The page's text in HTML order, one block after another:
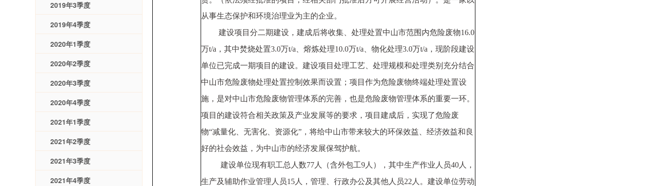
2019年3季度
2019年4季度
2020年1季度
2020年2季度
2020年3季度
2020年4季度
2021年1季度
2021年2季度
2021年3季度
2021年4季度
从事生态保护和环境治理业为主的企业。
建设项目分二期建设，建成后将收集、处理处置中山市范围内危险废物16.0
万t/a ，其中焚烧处置3.0万t/a 、熔炼处理10.0万t/a 、物化处理3.0万t/a ，现阶段建设
单位已完成一期项目的建设。建设项目处理工艺、处理规模和处理类别充分结合
中山市危险废物处理处置控制效果而设置；项目作为危险废物终端处理处置设
施，是对中山市危险废物管理体系的完善，也是危险废物管理体系的重要一环。
项目的建设符合相关政策及产业发展等的要求，项目建成后，实现了危险废
物“减量化、无害化、资源化”，将给中山市带来较大的环保效益、经济效益和良
好的社会效益，为中山市的经济发展保驾护航。
建设单位现有职工总人数77 人（含外包工9 人），其中生产作业人员40 人，
生产及辅助作业管理人员15 人，管理、行政办公及其他人员22 人。建设单位劳动